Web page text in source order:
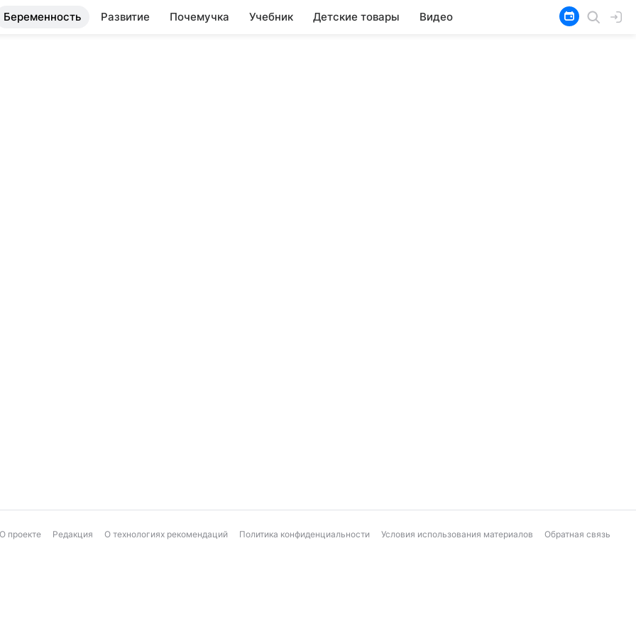
Беременность Развитие Почемучка Учебник Детские товары Видео
О проекте Редакция О технологиях рекомендаций Политика конфиденциальности Условия использования материалов Обратная связь